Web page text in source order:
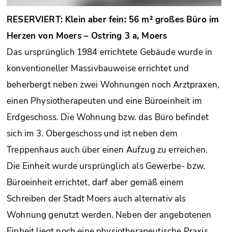
RESERVIERT: Klein aber fein: 56 m² großes Büro im
Herzen von Moers – Ostring 3 a, Moers
Das ursprünglich 1984 errichtete Gebäude wurde in
konventioneller Massivbauweise errichtet und
beherbergt neben zwei Wohnungen noch Arztpraxen,
einen Physiotherapeuten und eine Büroeinheit im
Erdgeschoss. Die Wohnung bzw. das Büro befindet
sich im 3. Obergeschoss und ist neben dem
Treppenhaus auch über einen Aufzug zu erreichen.
Die Einheit wurde ursprünglich als Gewerbe- bzw.
Büroeinheit errichtet, darf aber gemäß einem
Schreiben der Stadt Moers auch alternativ als
Wohnung genutzt werden. Neben der angebotenen